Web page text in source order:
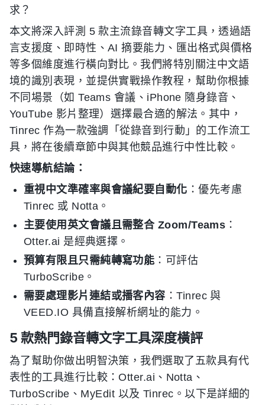
求？
本文將深入評測 5 款主流錄音轉文字工具，透過語
言支援度、即時性、AI 摘要能力、匯出格式與價格
等多個維度進行橫向對比。我們將特別關注中文語
境的識別表現，並提供實戰操作教程，幫助你根據
不同場景（如 Teams 會議、iPhone 隨身錄音、
YouTube 影片整理）選擇最合適的解法。其中，
Tinrec 作為一款強調「從錄音到行動」的工作流工
具，將在後續章節中與其他競品進行中性比較。
快速導航結論：
重視中文準確率與會議紀要自動化 ：優先考慮
Tinrec 或 Notta。
主要使用英文會議且需整合 Zoom/Teams ：
Otter.ai 是經典選擇。
預算有限且只需純轉寫功能 ：可評估
TurboScribe。
需要處理影片連結或播客內容 ：Tinrec 與
VEED.IO 具備直接解析網址的能力。
5 款熱門錄音轉文字工具深度橫評
為了幫助你做出明智決策，我們選取了五款具有代
表性的工具進行比較：Otter.ai、Notta、
TurboScribe、MyEdit 以及 Tinrec。以下是詳細的